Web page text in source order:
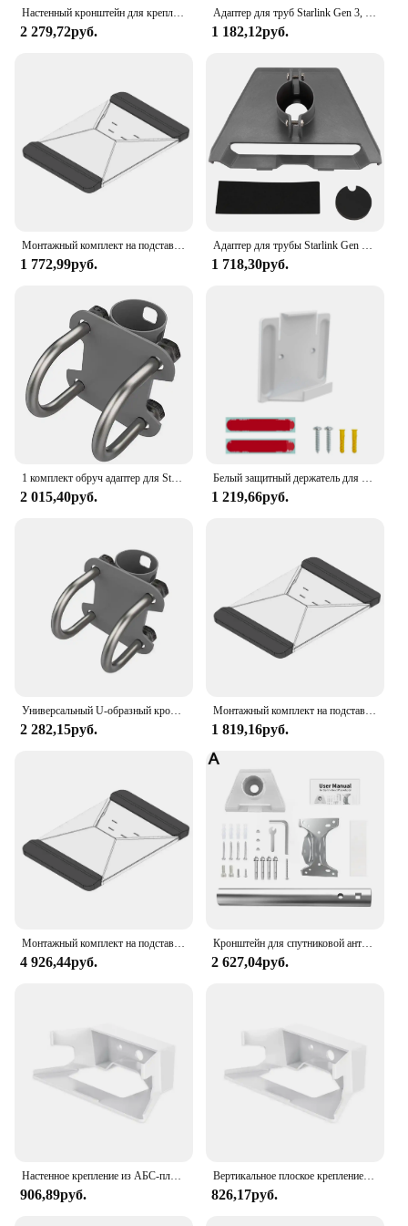
Настенный кронштейн для крепления на крышу для Starlink V2, крепление для интернет-комплекта Starlink, крепление для уличной ТВ-антенны
2 279,72руб.
Адаптер для труб Starlink Gen 3, круглый адаптер из АБС-пластика, кронштейн для крепления на столб для Starlink V3, кронштейн для крепления на крышу, аксессуары
1 182,12руб.
Монтажный комплект на подставке с 3D-присоской для StarLink Mini для автомобиля и люка для крепления на присоске StarLink Mini O7w0
1 772,99руб.
Адаптер для трубы Starlink Gen 3, адаптер для круглой трубки, кронштейн для крепления на столб для Starlink V3, аксессуары для крепления на крышу пластин
1 718,30руб.
2 015,40руб. 1 219,66руб.
2 282,15руб.
Монтажный комплект на подставке с 3D-присоской для StarLink Mini для автомобиля и люка для крепления на присоске StarLink Mini Q2e9
1 819,16руб.
4 926,44руб.
Кронштейн для спутниковой антенны StarLink Gen3 для Starlink V3
2 627,04руб.
906,89руб.
Вертикальное плоское крепление ABS настенное крепление для StarLink V2 защита маршрутизатора Star Link интернет комплект кронштейнов держатель сетчатый маршрутизатор V2 K8P2
826,17руб.